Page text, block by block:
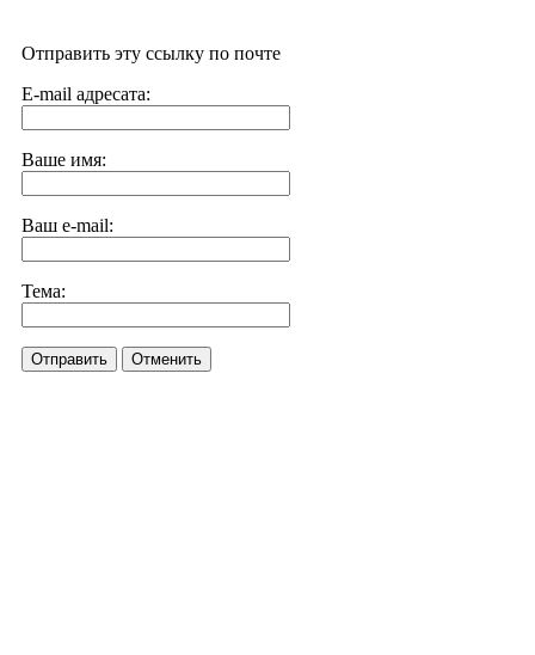
Отправить эту ссылку по почте
E-mail адресата:
Ваше имя:
Ваш e-mail:
Тема:
Отправить Отменить